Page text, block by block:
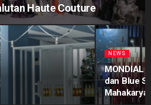
Haute Couture
NEWS
MONDIAL
dan Blue
Mahakarya